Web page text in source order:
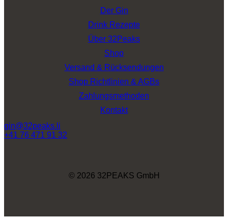
Der Gin
Drink Rezepte
Über 32Peaks
Shop
Versand & Rücksendungen
Shop Richtlinien & AGBs
Zahlungsmethoden
Kontakt
gin@32peaks.li
+41 76 471 91 32
© 2026 32PEAKS GmbH